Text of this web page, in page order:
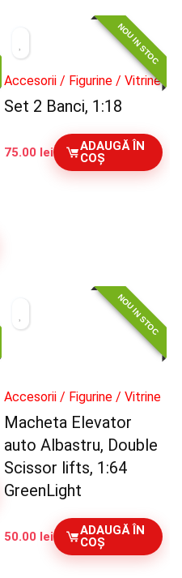
NOU IN STOC
Accesorii / Figurine / Vitrine
Set 2 Banci, 1:18
75.00 lei
ADAUGĂ ÎN
COȘ
NOU IN STOC
Accesorii / Figurine / Vitrine
Macheta Elevator
auto Albastru, Double
Scissor lifts, 1:64
GreenLight
50.00 lei
ADAUGĂ ÎN
COȘ